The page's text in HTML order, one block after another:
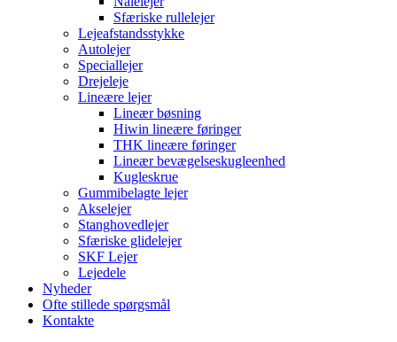
Sfæriske rullelejer
Lejeafstandsstykke
Autolejer
Speciallejer
Drejeleje
Lineære lejer
Lineær bøsning
Hiwin lineære føringer
THK lineære føringer
Lineær bevægelseskugleenhed
Kugleskrue
Gummibelagte lejer
Akselejer
Stanghovedlejer
Sfæriske glidelejer
SKF Lejer
Lejedele
Nyheder
Ofte stillede spørgsmål
Kontakte